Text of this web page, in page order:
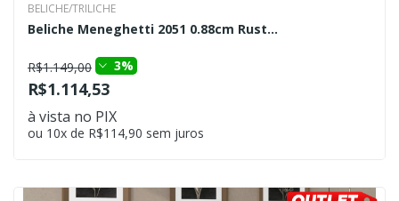
BELICHE/TRILICHE
Beliche Meneghetti 2051 0.88cm Rust...
R$1.149,00 3%
R$1.114,53
à vista no PIX
ou 10x de R$114,90 sem juros